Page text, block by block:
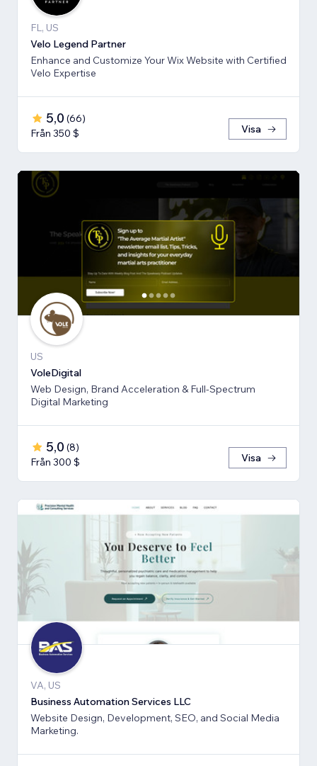
FL, US
Velo Legend Partner
Enhance and Customize Your Wix Website with Certified
Velo Expertise
5,0 (66)
Från 350 $
Visa
US
VoleDigital
Web Design, Brand Acceleration & Full-Spectrum
Digital Marketing
5,0 (8)
Från 300 $
Visa
VA, US
Business Automation Services LLC
Website Design, Development, SEO, and Social Media
Marketing.